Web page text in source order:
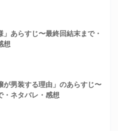
」あらすじ〜最終回結末まで・
想
が男装する理由」のあらすじ〜
・ネタバレ・感想